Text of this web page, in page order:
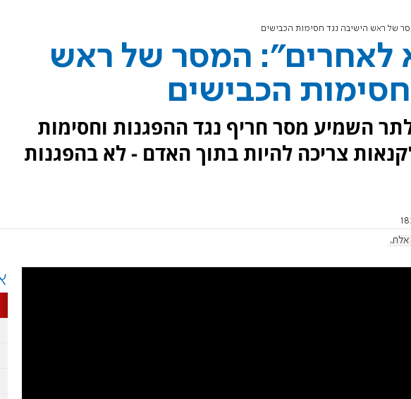
של ראש הישיבה נגד חסימות הכבישים
לאחרים": המסר של ראש
הכבישים
השמיע מסר חריף נגד ההפגנות וחסימות
צריכה להיות בתוך האדם - לא בהפגנות